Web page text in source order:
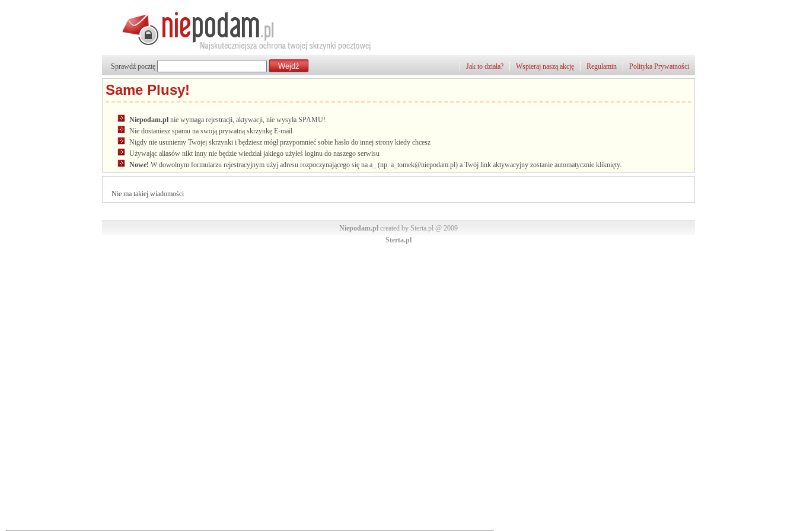
Polityka Prywatności
Regulamin
Wspieraj naszą akcję
Jak to działa?
Sprawdź pocztę
Same Plusy!
Niepodam.pl nie wymaga rejestracji, aktywacji, nie wysyła SPAMU!
Nie dostaniesz spamu na swoją prywatną skrzynkę E-mail
Nigdy nie usuniemy Twojej skrzynki i będziesz mógł przypomnieć sobie hasło do innej strony kiedy chcesz
Używając aliasów nikt inny nie będzie wiedział jakiego użyłeś loginu do naszego serwisu
Nowe! W dowolnym formularzu rejestracyjnym użyj adresu rozpoczynającego się na a_ (np. a_tomek@niepodam.pl) a Twój link aktywacyjny zostanie automatycznie kliknięty.
Nie ma takiej wiadomości
Niepodam.pl created by Sterta.pl @ 2009
Sterta.pl